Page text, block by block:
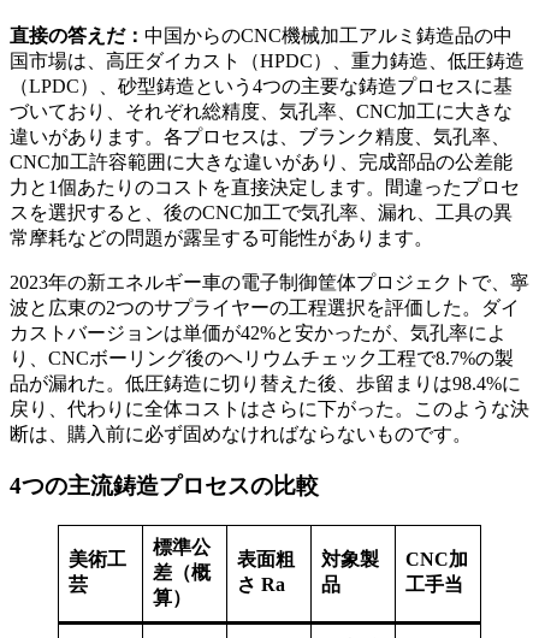
直接の答えだ： 中国からのCNC機械加工アルミ鋳造品の中
国市場は、高圧ダイカスト（HPDC）、重力鋳造、低圧鋳造
（LPDC）、砂型鋳造という4つの主要な鋳造プロセスに基
づいており、それぞれ総精度、気孔率、CNC加工に大きな
違いがあります。各プロセスは、ブランク精度、気孔率、
CNC加工許容範囲に大きな違いがあり、完成部品の公差能
力と1個あたりのコストを直接決定します。間違ったプロセ
スを選択すると、後のCNC加工で気孔率、漏れ、工具の異
常摩耗などの問題が露呈する可能性があります。
2023年の新エネルギー車の電子制御筐体プロジェクトで、寧
波と広東の2つのサプライヤーの工程選択を評価した。ダイ
カストバージョンは単価が42%と安かったが、気孔率によ
り、CNCボーリング後のヘリウムチェック工程で8.7%の製
品が漏れた。低圧鋳造に切り替えた後、歩留まりは98.4%に
戻り、代わりに全体コストはさらに下がった。このような決
断は、購入前に必ず固めなければならないものです。
4つの主流鋳造プロセスの比較
美術工
芸
標準公
差（概
算）
表面粗
さ Ra
対象製
品
CNC加
工手当